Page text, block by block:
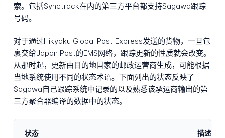
索。包括Synctrack在内的第三方平台都支持Sagawa跟踪
号码。
对于通过Hikyaku Global Post Express发送的货物，一旦包
裹交给Japan Post的EMS网络，跟踪更新的性质就会改变。
从那时起，更新由目的地国家的邮政运营商生成，可能根据
当地系统使用不同的状态术语。下面列出的状态反映了
Sagawa自己跟踪系统中记录的以及熟悉该承运商输出的第
三方聚合器编译的数据中的状态。
状态 描述